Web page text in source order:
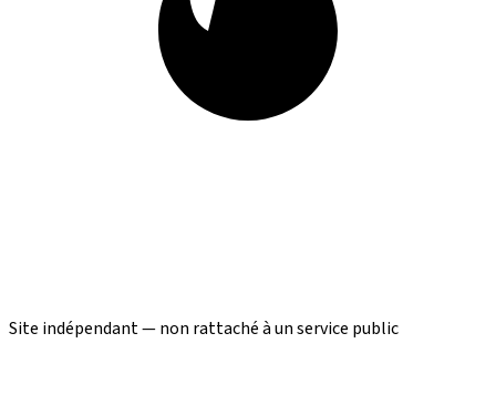
Site indépendant — non rattaché à un service public